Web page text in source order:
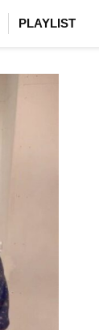
PLAYLIST